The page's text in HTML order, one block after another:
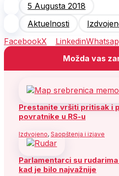
5 Augusta 2018
Aktuelnosti
FacebookX Linkedin
Možda vas
Prestanite vršiti pritisak i
povratnike u RS-u
Izdvojeno, Saopštenja i izjave
Parlamentarci su
kad je bilo najvažnije